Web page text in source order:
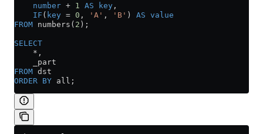
    number
+ 1 AS key ,
    IF
( key = 0 , 'A' , 'B' ) AS value
FROM numbers( 2 );
SELECT
    *
,
    _part
FROM dst
ORDER BY all;